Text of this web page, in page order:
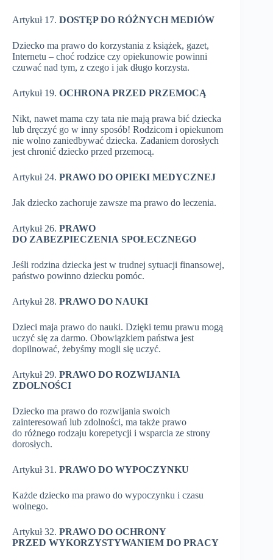
Artykuł 17. DOSTĘP DO RÓŻNYCH MEDIÓW
Dziecko ma prawo do korzystania z książek, gazet,
Internetu – choć rodzice czy opiekunowie powinni
czuwać nad tym, z czego i jak długo korzysta.
Artykuł 19. OCHRONA PRZED PRZEMOCĄ
Nikt, nawet mama czy tata nie mają prawa bić dziecka
lub dręczyć go w inny sposób! Rodzicom i opiekunom
nie wolno zaniedbywać dziecka. Zadaniem dorosłych
jest chronić dziecko przed przemocą.
Artykuł 24. PRAWO DO OPIEKI MEDYCZNEJ
Jak dziecko zachoruje zawsze ma prawo do leczenia.
Artykuł 26. PRAWO
DO ZABEZPIECZENIA SPOŁECZNEGO
Jeśli rodzina dziecka jest w trudnej sytuacji finansowej,
państwo powinno dziecku pomóc.
Artykuł 28. PRAWO DO NAUKI
Dzieci maja prawo do nauki. Dzięki temu prawu mogą
uczyć się za darmo. Obowiązkiem państwa jest
dopilnować, żebyśmy mogli się uczyć.
Artykuł 29. PRAWO DO ROZWIJANIA
ZDOLNOŚCI
Dziecko ma prawo do rozwijania swoich
zainteresowań lub zdolności, ma także prawo
do różnego rodzaju korepetycji i wsparcia ze strony
dorosłych.
Artykuł 31. PRAWO DO WYPOCZYNKU
Każde dziecko ma prawo do wypoczynku i czasu
wolnego.
Artykuł 32. PRAWO DO OCHRONY
PRZED WYKORZYSTYWANIEM DO PRACY